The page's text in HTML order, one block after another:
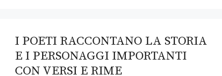
I POETI RACCONTANO LA STORIA
E I PERSONAGGI IMPORTANTI
CON VERSI E RIME